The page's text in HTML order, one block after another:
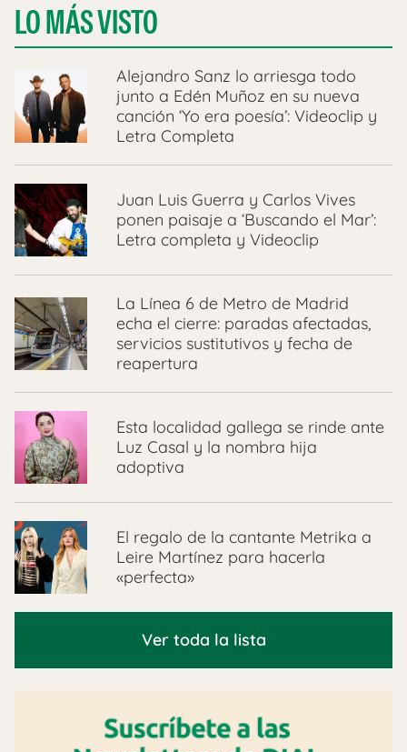
LO MÁS VISTO
Alejandro Sanz lo arriesga todo
junto a Edén Muñoz en su nueva
canción ‘Yo era poesía’: Videoclip y
Letra Completa
Juan Luis Guerra y Carlos Vives
ponen paisaje a ‘Buscando el Mar’:
Letra completa y Videoclip
La Línea 6 de Metro de Madrid
echa el cierre: paradas afectadas,
servicios sustitutivos y fecha de
reapertura
Esta localidad gallega se rinde ante
Luz Casal y la nombra hija
adoptiva
El regalo de la cantante Metrika a
Leire Martínez para hacerla
«perfecta»
Ver toda la lista